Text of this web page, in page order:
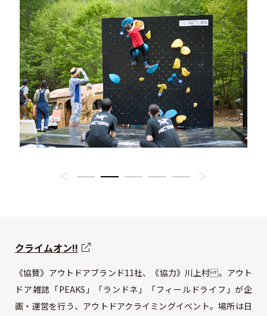
クライムオン!!
《協賛》アウトドアブランド11社、《協力》川上村 。アウト
ドア雑誌「PEAKS」「ランドネ」「フィールドライフ」が企
画・運営を行う、アウトドアクライミングイベント。場所は日